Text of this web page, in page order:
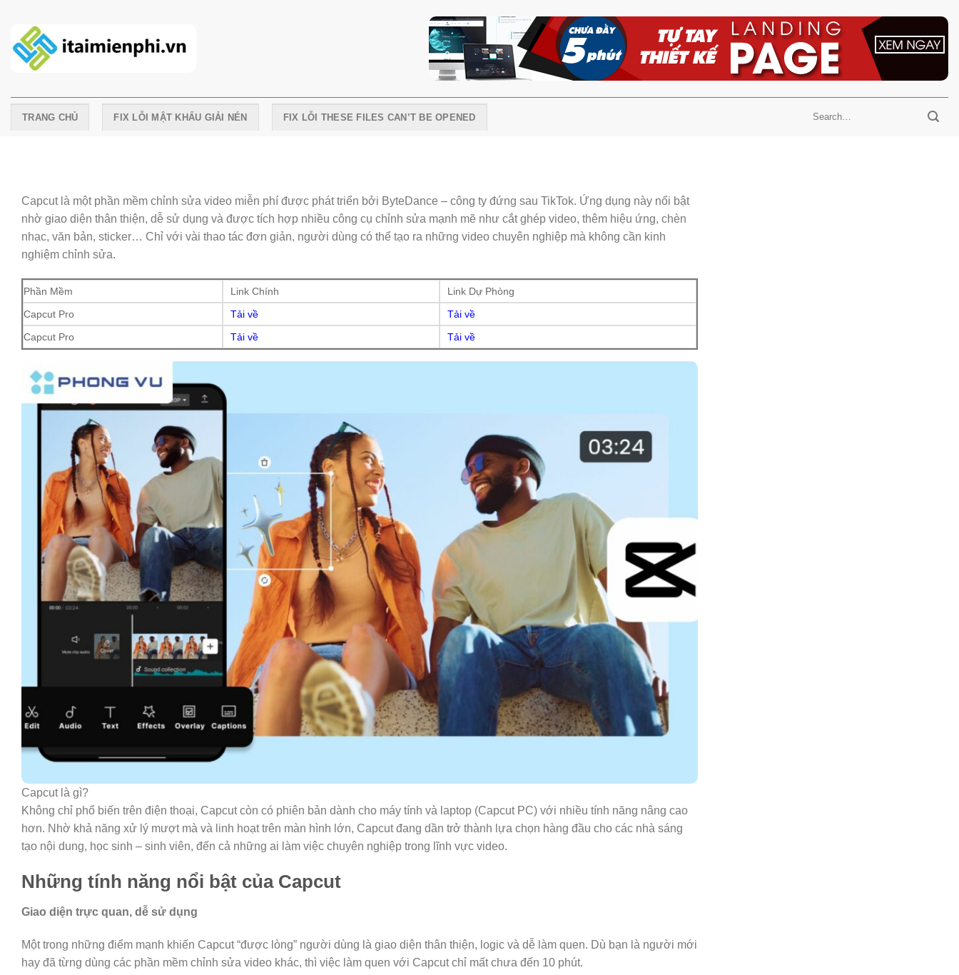
content
TRANG CHỦ FIX LỖI MẬT KHẨU GIẢI NÉN FIX LỖI THESE FILES CAN’T BE OPENED
Capcut là một phần mềm chỉnh sửa video miễn phí được phát triển bởi ByteDance – công ty đứng sau TikTok. Ứng dụng này nổi bật
nhờ giao diện thân thiện, dễ sử dụng và được tích hợp nhiều công cụ chỉnh sửa mạnh mẽ như cắt ghép video, thêm hiệu ứng, chèn
nhạc, văn bản, sticker… Chỉ với vài thao tác đơn giản, người dùng có thể tạo ra những video chuyên nghiệp mà không cần kinh
nghiệm chỉnh sửa.
Phần Mềm Link Chính
Link Dự Phòng
Capcut Pro
Tải về
Tải về
Capcut Pro
Tải về Tải về
Capcut là gì?
Không chỉ phổ biến trên điện thoại, Capcut còn có phiên bản dành cho máy tính và laptop (Capcut PC) với nhiều tính năng nâng cao
hơn. Nhờ khả năng xử lý mượt mà và linh hoạt trên màn hình lớn, Capcut đang dần trở thành lựa chọn hàng đầu cho các nhà sáng
tạo nội dung, học sinh – sinh viên, đến cả những ai làm việc chuyên nghiệp trong lĩnh vực video.
Những tính năng nổi bật của Capcut
Giao diện trực quan, dễ sử dụng
Một trong những điểm mạnh khiến Capcut “được lòng” người dùng là giao diện thân thiện, logic và dễ làm quen. Dù bạn là người mới
hay đã từng dùng các phần mềm chỉnh sửa video khác, thì việc làm quen với Capcut chỉ mất chưa đến 10 phút.